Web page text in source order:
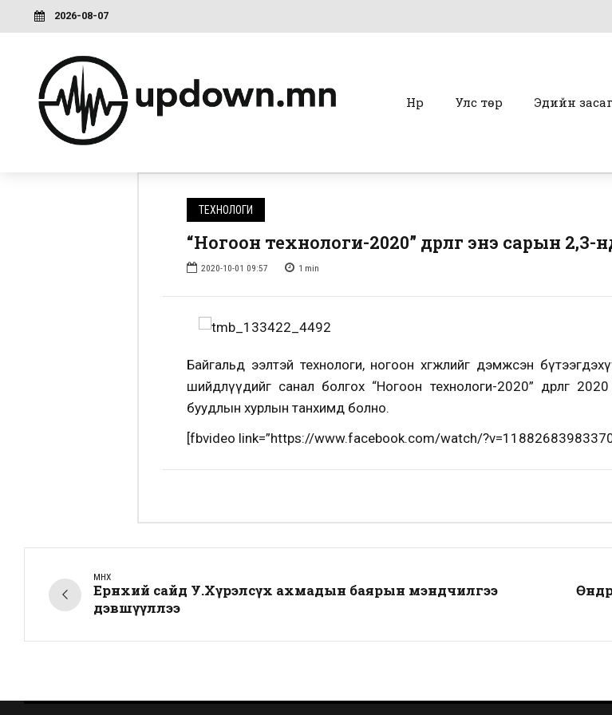
2026-08-07
Нүүр Улс төр Эдийн засаг
ТЕХНОЛОГИ
“Ногоон технологи-2020” өдөрлөг энэ сарын 2,3-
2020-10-01 09:57 1 min
Байгальд ээлтэй технологи, ногоон хөгжлийг дэмжсэн
шийдлүүдийг санал болгох “Ногоон технологи-2020” өдөрлөг
буудлын хурлын танхимд болно.
[fbvideo link=”https://www.facebook.com/watch/
ӨМНӨХ
Ерөнхий сайд У.Хүрэлсүх ахмадын баярын мэндчилгээ
дэвшүүллээ